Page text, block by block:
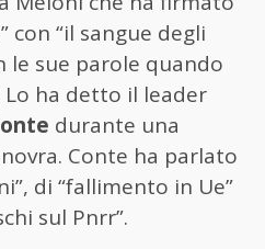
con “il sangue degli
le sue parole quando
Lo ha detto il leader
durante una
Conte ha parlato
di “fallimento in Ue”
sul Pnrr”.